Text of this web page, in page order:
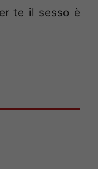
te il sesso è